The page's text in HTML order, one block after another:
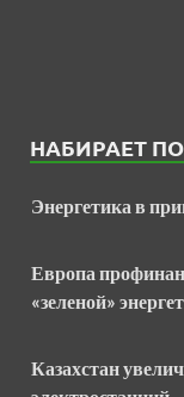
НАБИРАЕТ
Энергетика в
Европа
«зеленой»
Казахстан